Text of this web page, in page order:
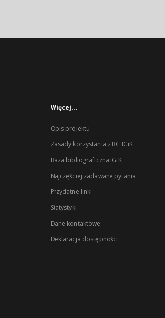
Więcej...
Opis projektu
Zasady korzystania z BC IGiK
Baza bibliograficzna IGiK
Najczęściej zadawane pytania
Przydatne linki
Statystyki
Dane kontaktowe
Deklaracja dostępności